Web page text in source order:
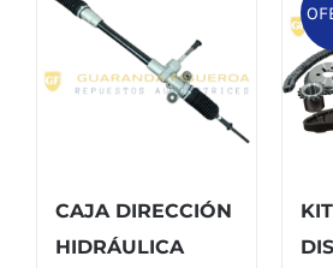
CAJA DIRECCIÓN
HIDRÁULICA